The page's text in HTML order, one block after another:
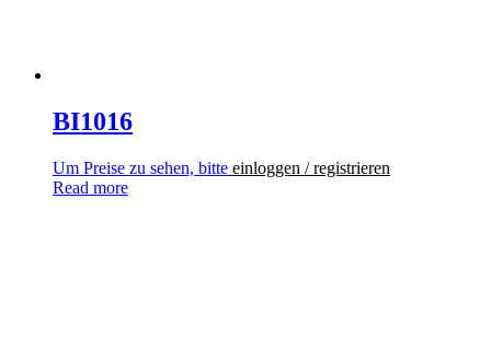
BI1016
Um Preise zu sehen, bitte einloggen / registrieren
Read more